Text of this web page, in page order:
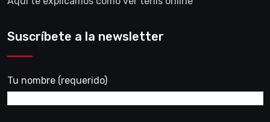
Suscríbete a la newsletter
Tu nombre (requerido)